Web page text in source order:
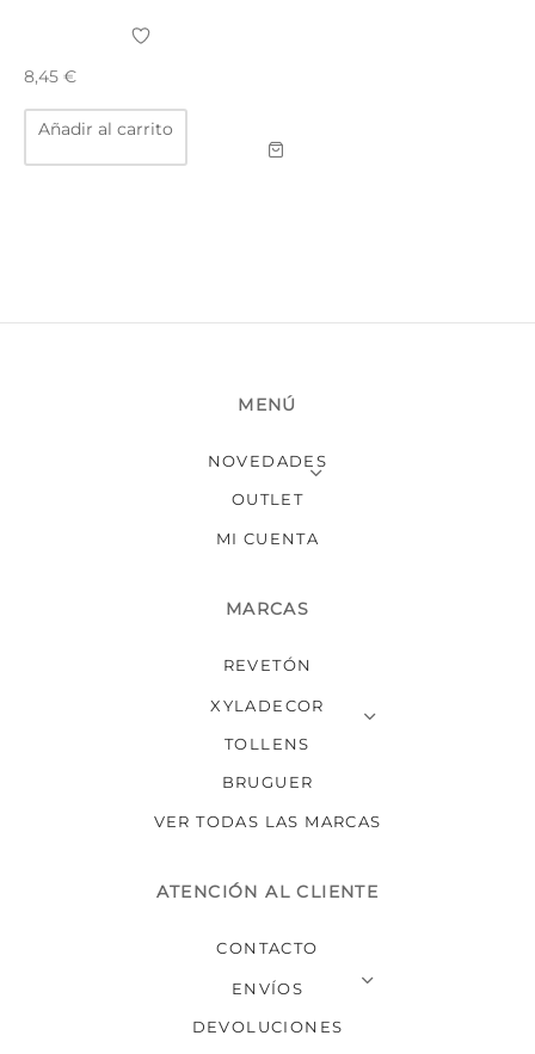
8,45 €
Añadir al carrito
MENÚ
NOVEDADES
OUTLET
MI CUENTA
MARCAS
REVETÓN
XYLADECOR
TOLLENS
BRUGUER
VER TODAS LAS MARCAS
ATENCIÓN AL CLIENTE
CONTACTO
ENVÍOS
DEVOLUCIONES
ADHESIVOS Y COLAS
Y SUELOS